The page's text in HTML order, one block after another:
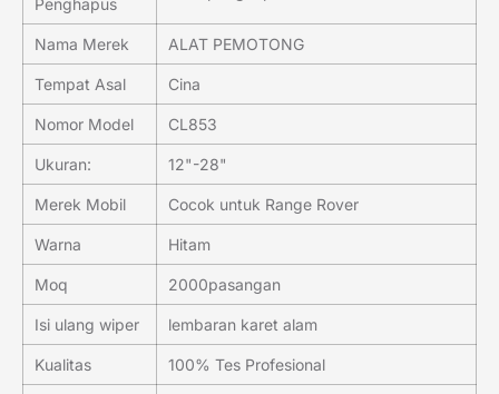
Penghapus
Nama Merek ALAT PEMOTONG
Tempat Asal Cina
Nomor Model CL853
Ukuran: 12"-28"
Merek Mobil Cocok untuk Range Rover
Warna Hitam
Moq 2000pasangan
Isi ulang wiper lembaran karet alam
Kualitas 100% Tes Profesional